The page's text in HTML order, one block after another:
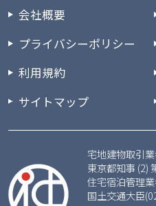
会社概要
プライバシーポリシー
利用規約
サイトマップ
宅地建物取引業
東京都知事 (2)
住宅宿泊管理業
国土交通大臣